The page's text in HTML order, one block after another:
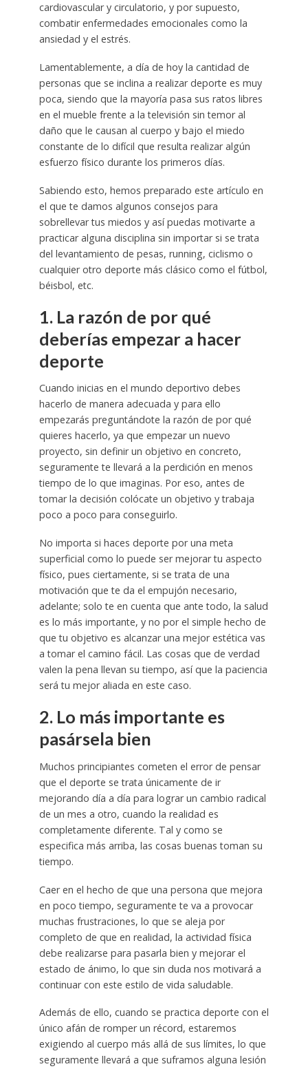
cardiovascular y circulatorio, y por supuesto,
combatir enfermedades emocionales como la
ansiedad y el estrés.
Lamentablemente, a día de hoy la cantidad de
personas que se inclina a realizar deporte es muy
poca, siendo que la mayoría pasa sus ratos libres
en el mueble frente a la televisión sin temor al
daño que le causan al cuerpo y bajo el miedo
constante de lo difícil que resulta realizar algún
esfuerzo físico durante los primeros días.
Sabiendo esto, hemos preparado este artículo en
el que te damos algunos consejos para
sobrellevar tus miedos y así puedas motivarte a
practicar alguna disciplina sin importar si se trata
del levantamiento de pesas, running, ciclismo o
cualquier otro deporte más clásico como el fútbol,
béisbol, etc.
1. La razón de por qué
deberías empezar a hacer
deporte
Cuando inicias en el mundo deportivo debes
hacerlo de manera adecuada y para ello
empezarás preguntándote la razón de por qué
quieres hacerlo, ya que empezar un nuevo
proyecto, sin definir un objetivo en concreto,
seguramente te llevará a la perdición en menos
tiempo de lo que imaginas. Por eso, antes de
tomar la decisión colócate un objetivo y trabaja
poco a poco para conseguirlo.
No importa si haces deporte por una meta
superficial como lo puede ser mejorar tu aspecto
físico, pues ciertamente, si se trata de una
motivación que te da el empujón necesario,
adelante; solo te en cuenta que ante todo, la salud
es lo más importante, y no por el simple hecho de
que tu objetivo es alcanzar una mejor estética vas
a tomar el camino fácil. Las cosas que de verdad
valen la pena llevan su tiempo, así que la paciencia
será tu mejor aliada en este caso.
2. Lo más importante es
pasársela bien
Muchos principiantes cometen el error de pensar
que el deporte se trata únicamente de ir
mejorando día a día para lograr un cambio radical
de un mes a otro, cuando la realidad es
completamente diferente. Tal y como se
especifica más arriba, las cosas buenas toman su
tiempo.
Caer en el hecho de que una persona que mejora
en poco tiempo, seguramente te va a provocar
muchas frustraciones, lo que se aleja por
completo de que en realidad, la actividad física
debe realizarse para pasarla bien y mejorar el
estado de ánimo, lo que sin duda nos motivará a
continuar con este estilo de vida saludable.
Además de ello, cuando se practica deporte con el
único afán de romper un récord, estaremos
exigiendo al cuerpo más allá de sus límites, lo que
seguramente llevará a que suframos alguna lesión